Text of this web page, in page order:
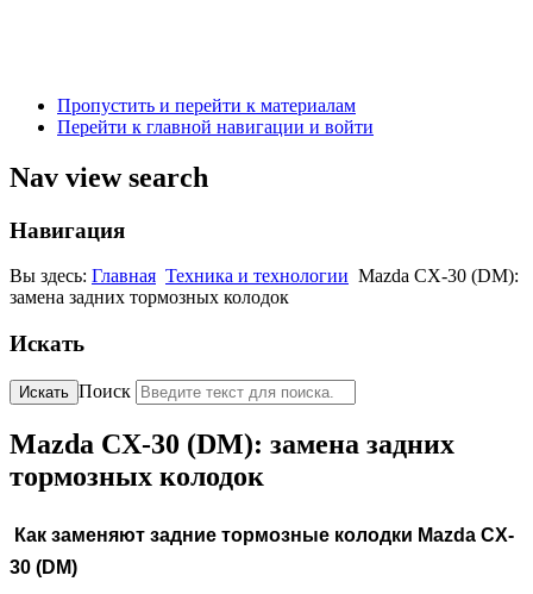
Пропустить и перейти к материалам
Перейти к главной навигации и войти
Nav view search
Навигация
Вы здесь: Главная Техника и технологии Mazda CX-30 (DM):
замена задних тормозных колодок
Искать
Искать Поиск
Mazda CX-30 (DM): замена задних
тормозных колодок
Как заменяют задние тормозные колодки Mazda CX-
30 (D M)